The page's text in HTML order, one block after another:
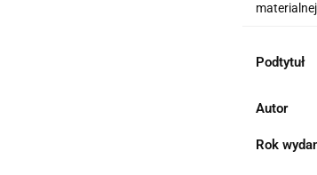
Podtytuł
Autor
Rok